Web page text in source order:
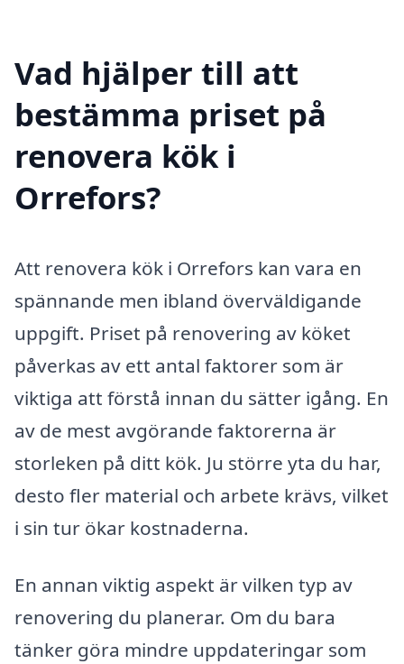
Vad hjälper till att
bestämma priset på
renovera kök i
Orrefors?
Att renovera kök i Orrefors kan vara en
spännande men ibland överväldigande
uppgift. Priset på renovering av köket
påverkas av ett antal faktorer som är
viktiga att förstå innan du sätter igång. En
av de mest avgörande faktorerna är
storleken på ditt kök. Ju större yta du har,
desto fler material och arbete krävs, vilket
i sin tur ökar kostnaderna.
En annan viktig aspekt är vilken typ av
renovering du planerar. Om du bara
tänker göra mindre uppdateringar som